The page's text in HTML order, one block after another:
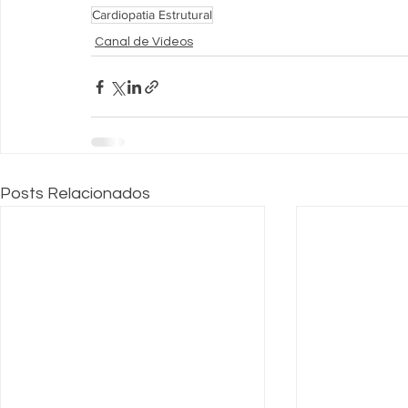
Cardiopatia Estrutural
Canal de Vídeos
Posts Relacionados